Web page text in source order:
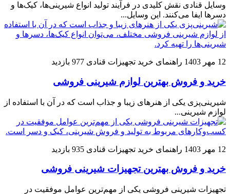
وسایل قنادی نقش کلیدی در فرآیند تولید انواع شیرینی‌ها، کیک‌ها و
دسرها ایفا می‌کنند. این وسایل...
12 مهر 1403 راهنمای خرید تجهیزات قنادی 977 بازدید
خرید و فروش بهترین لوازم شیرینی فروشی
شیرینی‌پزی یکی از هنرهای زیبا و جذاب است که در آن با استفاده از
لوازم شیرینی...
12 مهر 1403 راهنمای خرید تجهیزات قنادی 935 بازدید
خرید و فروش بهترین تجهیزات شیرینی فروشی
تجهیزات شیرینی فروشی یکی از مهم‌ترین عوامل موفقیت در